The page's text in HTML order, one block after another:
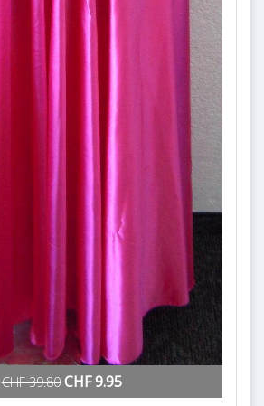
CHF 39.80CHF 9.95